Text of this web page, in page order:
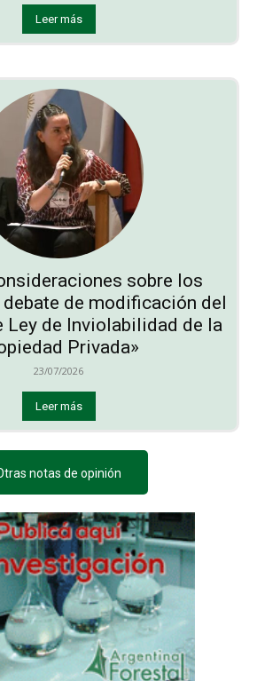
Leer más
sobre los
de modificación del
Ley de Inviolabilidad de la
Privada»
23/07/2026
Leer más
notas de opinión